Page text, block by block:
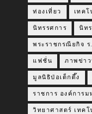
ท่องเที่ยว เทค
นิทรรศการ นิท
พระราชกรณียกิจ ร
แฟชั่น ภาพข่า
มูลนิธิป่อเต็กตึ๊ง
ราชการ องค์การม
วิทยาศาสตร์ เทค